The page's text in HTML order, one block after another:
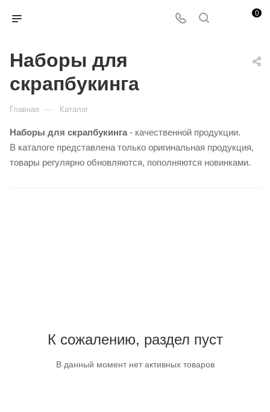
0
Наборы для
скрапбукинга
Главная — Каталог
Наборы для скрапбукинга - качественной продукции.
В каталоге представлена только оригинальная продукция,
товары регулярно обновляются, пополняются новинками.
К сожалению, раздел пуст
В данный момент нет активных товаров